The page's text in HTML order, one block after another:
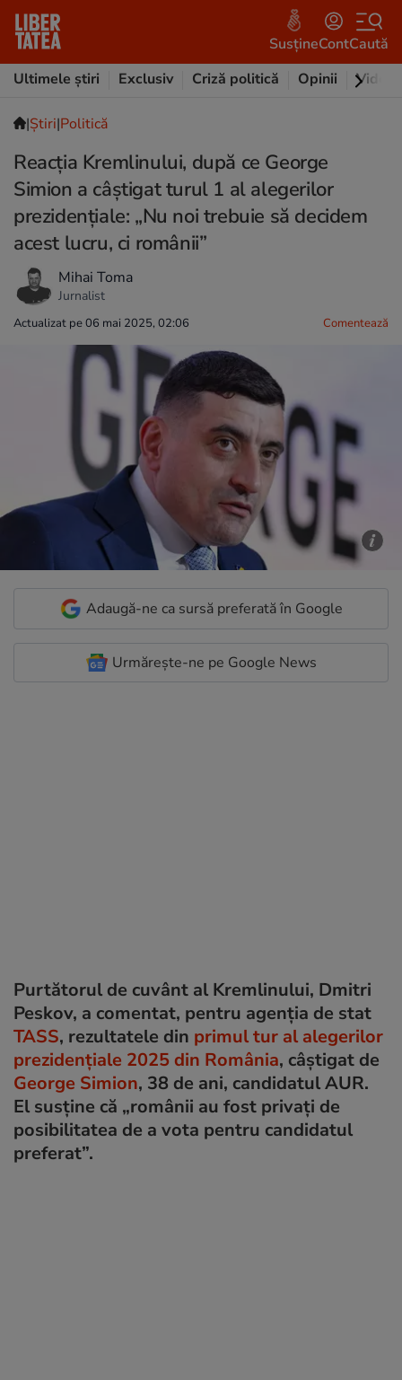
SusțineContCaută
Ultimele știri
Exclusiv Criză politică Opinii Video
|Ştiri|Politică
Reacția Kremlinului, după ce George
Simion a câștigat turul 1 al alegerilor
prezidențiale: „Nu noi trebuie să decidem
acest lucru, ci românii”
Mihai Toma
Jurnalist
Actualizat pe 06 mai 2025, 02:06 Comentează
Adaugă-ne ca sursă preferată în Google
Urmărește-ne pe Google News
Purtătorul de cuvânt al Kremlinului, Dmitri
Peskov, a comentat, pentru agenția de stat
TASS, rezultatele din primul tur al alegerilor
prezidențiale 2025 din România, câștigat de
George Simion, 38 de ani, candidatul AUR.
El susține că „românii au fost privați de
posibilitatea de a vota pentru candidatul
preferat”.